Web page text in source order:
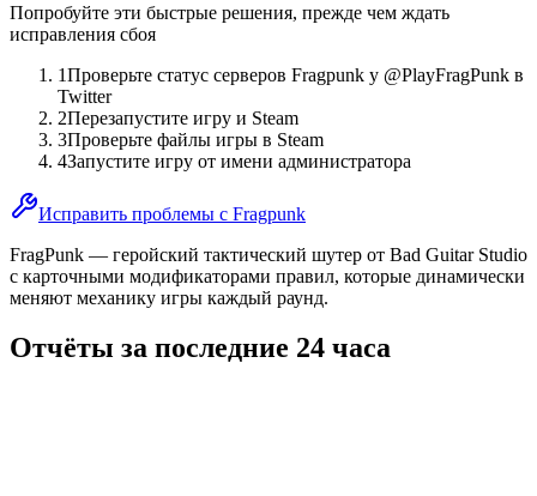
Попробуйте эти быстрые решения, прежде чем ждать
исправления сбоя
1Проверьте статус серверов Fragpunk у @PlayFragPunk в
Twitter
2Перезапустите игру и Steam
3Проверьте файлы игры в Steam
4Запустите игру от имени администратора
Исправить проблемы с Fragpunk
FragPunk — геройский тактический шутер от Bad Guitar Studio
с карточными модификаторами правил, которые динамически
меняют механику игры каждый раунд.
Отчёты за последние 24 часа